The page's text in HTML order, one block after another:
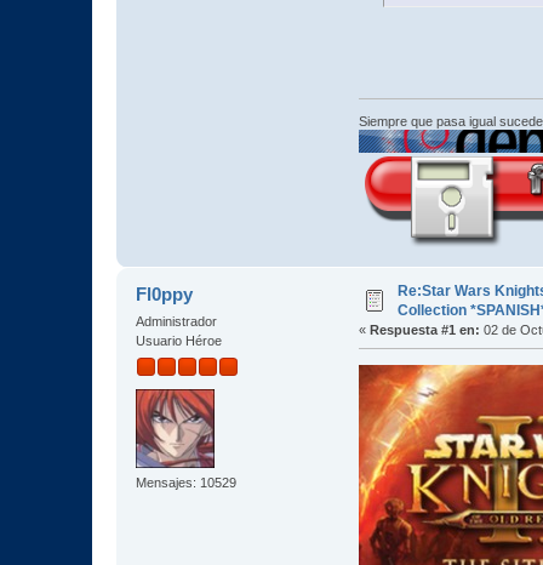
Siempre que pasa igual
Fl0ppy
Administrador
Usuario Héroe
Mensajes: 10529
Re:Star Wars
Collection
« Respuesta #1 en: 02 de